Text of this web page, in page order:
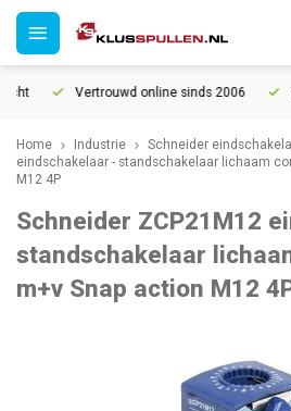
Vertrouwd online sinds 2006
Home Industrie Schneider
eindschakelaar - standschakelaar lichaam
M12 4P
Schneider ZCP21M12
standschakelaar
m+v Snap action M12